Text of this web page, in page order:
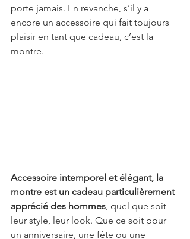
porte jamais. En revanche, s’il y a
encore un accessoire qui fait toujours
plaisir en tant que cadeau, c’est la
montre.
Accessoire intemporel et élégant, la
montre est un cadeau particulièrement
apprécié des hommes, quel que soit
leur style, leur look. Que ce soit pour
un anniversaire, une fête ou une